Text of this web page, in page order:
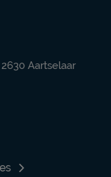
Aartselaar